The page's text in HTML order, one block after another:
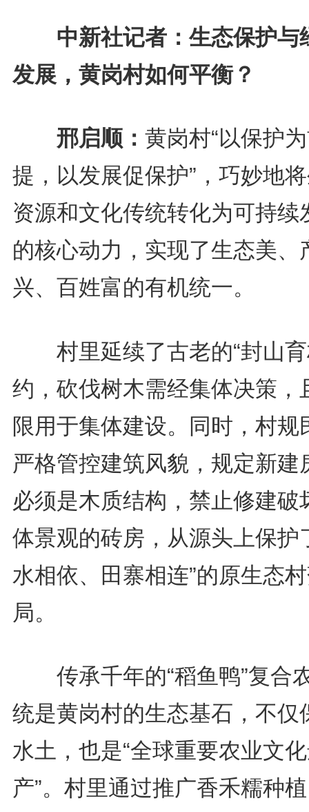
中新社记者：生态保护与
发展，黄岗村如何平衡？
邢启顺： 黄岗村“以保护
提，以发展促保护”，巧妙地
资源和文化传统转化为可持续
的核心动力，实现了生态美、
兴、百姓富的有机统一。
村里延续了古老的“封山育
约，砍伐树木需经集体决策，
限用于集体建设。同时，村规
严格管控建筑风貌，规定新建
必须是木质结构，禁止修建破
体景观的砖房，从源头上保护
水相依、田寨相连”的原生态
局。
传承千年的“稻鱼鸭”复合
统是黄岗村的生态基石，不仅
水土，也是“全球重要农业文
产”。村里通过推广香禾糯种